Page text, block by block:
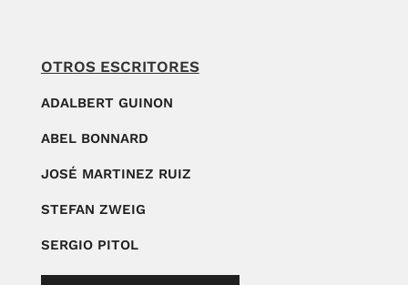
OTROS ESCRITORES
ADALBERT GUINON
ABEL BONNARD
JOSÉ MARTINEZ RUIZ
STEFAN ZWEIG
SERGIO PITOL